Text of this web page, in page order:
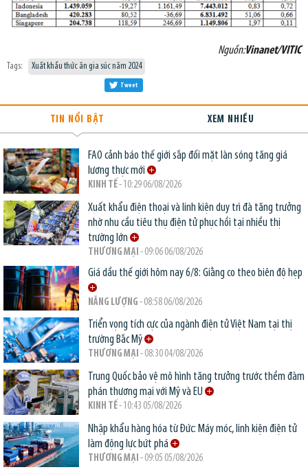
Nguồn:Vinanet/VITIC
Tags: Xuất khẩu thức ăn gia súc năm 2024
Tweet
TIN NỔI BẬT XEM NHIỀU
FAO cảnh báo thế giới sắp đối mặt làn sóng tăng giá
lương thực mới
KINH TẾ- 10:29 06/08/2026
Xuất khẩu điện thoại và linh kiện duy trì đà tăng trưởng
nhờ nhu cầu tiêu thụ điện tử phục hồi tại nhiều thị
trường lớn
THƯƠNG MẠI - 09:06 06/08/2026
Giá dầu thế giới hôm nay 6/8: Giằng co theo biên độ hẹp
NĂNG LƯỢNG - 08:58 06/08/2026
Triển vọng tích cực của ngành điện tử Việt Nam tại thị
trường Bắc Mỹ
THƯƠNG MẠI - 08:30 04/08/2026
Trung Quốc bảo vệ mô hình tăng trưởng trước thềm đàm
phán thương mại với Mỹ và EU
KINH TẾ- 10:43 05/08/2026
Nhập khẩu hàng hóa từ Đức: Máy móc, linh kiện điện tử
làm động lực bứt phá
THƯƠNG MẠI - 09:05 05/08/2026